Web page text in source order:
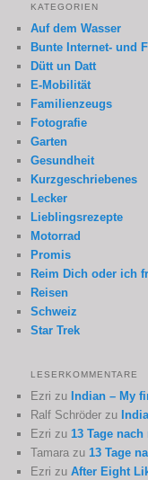
KATEGORIEN
Auf dem Wasser
Bunte Internet- und
Dütt un Datt
E-Mobilität
Familienzeugs
Fotografie
Garten
Gesundheit
Kurzgeschriebenes
Lecker
Lieblingsrezepte
Motorrad
Promis
Reim Dich oder ich
Reisen
Schweiz
Star Trek
LESERKOMMENTARE
Ezri zu Indian – My
Ralf Schröder zu
Ezri zu13 Tage
Tamara zu13 Tage
Ezri zuAfter Eight